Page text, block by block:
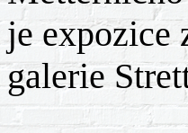
je expozice
galerie